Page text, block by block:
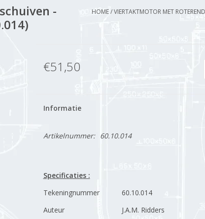
-
HOME/VIERTAKTMOTOR MET
€51,50
Informatie
Artikelnummer: 60.10.014
Specificaties :
Tekeningnummer
60.10.014
Auteur
J.A.M. Ridders